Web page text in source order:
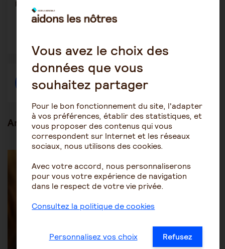
Partager l'article
contenu
une
autre
une
autre autre
Créer une discussion à propos de l'article
Articles en lien
Les mesures de protection juridique La médiation
Vous avez le choix des
données que vous
souhaitez partager
Pour le bon fonctionnement du site, l'adapter
à vos préférences, établir des statistiques, et
vous proposer des contenus qui vous
correspondent sur Internet et les réseaux
sociaux, nous utilisons des cookies.
Avec votre accord, nous personnaliserons
pour vous votre expérience de navigation
dans le respect de votre vie privée.
Consultez la politique de cookies
Personnalisez vos choix Refusez